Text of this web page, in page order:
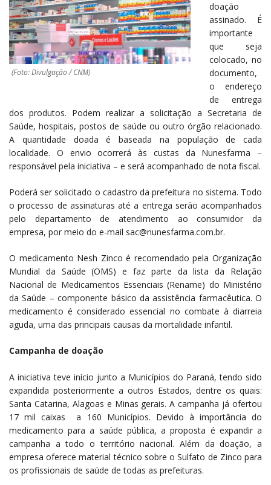
(Foto: Divulgação / CNM)
doação
assinado. É
importante
que seja
colocado, no
documento,
o endereço
de entrega
dos produtos. Podem realizar a solicitação a Secretaria de
Saúde, hospitais, postos de saúde ou outro órgão relacionado.
A quantidade doada é baseada na população de cada
localidade. O envio ocorrerá às custas da Nunesfarma –
responsável pela iniciativa – e será acompanhado de nota fiscal.
Poderá ser solicitado o cadastro da prefeitura no sistema. Todo
o processo de assinaturas até a entrega serão acompanhados
pelo departamento de atendimento ao consumidor da
empresa, por meio do e-mail sac@nunesfarma.com.br.
O medicamento Nesh Zinco é recomendado pela Organização
Mundial da Saúde (OMS) e faz parte da lista da Relação
Nacional de Medicamentos Essenciais (Rename) do Ministério
da Saúde – componente básico da assistência farmacêutica. O
medicamento é considerado essencial no combate à diarreia
aguda, uma das principais causas da mortalidade infantil.
Campanha de doação
A iniciativa teve início junto a Municípios do Paraná, tendo sido
expandida posteriormente a outros Estados, dentre os quais:
Santa Catarina, Alagoas e Minas gerais. A campanha já ofertou
17 mil caixas a 160 Municípios. Devido à importância do
medicamento para a saúde pública, a proposta é expandir a
campanha a todo o território nacional. Além da doação, a
empresa oferece material técnico sobre o Sulfato de Zinco para
os profissionais de saúde de todas as prefeituras.